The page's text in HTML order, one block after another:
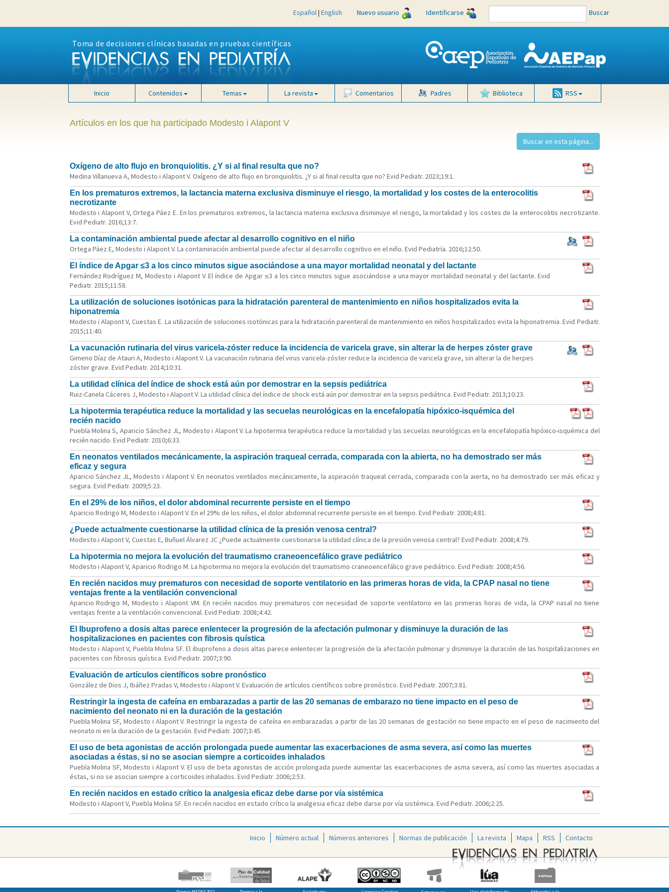
Español| English Nuevo usuario Identificarse Buscar
Toma de decisiones clínicas basadas en pruebas científicas
Inicio Contenidos Temas La revista Comentarios Padres Biblioteca RSS
Artículos en los que ha participado Modesto i Alapont V
Oxígeno de alto flujo en bronquiolitis. ¿Y si al final resulta que no?
Medina Villanueva A, Modesto i Alapont V. Oxígeno de alto flujo en bronquiolitis. ¿Y si al final resulta que no? Evid Pediatr. 2023;19:1.
En los prematuros extremos, la lactancia materna exclusiva disminuye el riesgo, la mortalidad y los costes de la enterocolitis
necrotizante
Modesto i Alapont V, Ortega Páez E. En los prematuros extremos, la lactancia materna exclusiva disminuye el riesgo, la mortalidad y los costes de la enterocolitis necrotizante.
Evid Pediatr. 2016;13:7.
La contaminación ambiental puede afectar al desarrollo cognitivo en el niño
Ortega Páez E, Modesto i Alapont V. La contaminación ambiental puede afectar al desarrollo cognitivo en el niño. Evid Pediatría. 2016;12:50.
El índice de Apgar ≤3 a los cinco minutos sigue asociándose a una mayor mortalidad neonatal y del lactante
Fernández Rodríguez M, Modesto i Alapont V. El índice de Apgar ≤3 a los cinco minutos sigue asociándose a una mayor mortalidad neonatal y del lactante. Evid
Pediatr. 2015;11:58.
La utilización de soluciones isotónicas para la hidratación parenteral de mantenimiento en niños hospitalizados evita la
hiponatremia
Modesto i Alapont V, Cuestas E. La utilización de soluciones isotónicas para la hidratación parenteral de mantenimiento en niños hospitalizados evita la hiponatremia. Evid Pediatr.
2015;11:40.
La vacunación rutinaria del virus varicela-zóster reduce la incidencia de varicela grave, sin alterar la de herpes zóster grave
Gimeno Díaz de Atauri A, Modesto i Alapont V. La vacunación rutinaria del virus varicela-zóster reduce la incidencia de varicela grave, sin alterar la de herpes
zóster grave. Evid Pediatr. 2014;10:31.
La utilidad clínica del índice de shock está aún por demostrar en la sepsis pediátrica
Ruiz-Canela Cáceres J, Modesto i Alapont V. La utilidad clínica del índice de shock está aún por demostrar en la sepsis pediátrica. Evid Pediatr. 2013;10:23.
La hipotermia terapéutica reduce la mortalidad y las secuelas neurológicas en la encefalopatía hipóxico-isquémica del
recién nacido
Puebla Molina S, Aparicio Sánchez JL, Modesto i Alapont V. La hipotermia terapéutica reduce la mortalidad y las secuelas neurológicas en la encefalopatía hipóxico-isquémica del
recién nacido. Evid Pediatr. 2010;6:33.
En neonatos ventilados mecánicamente, la aspiración traqueal cerrada, comparada con la abierta, no ha demostrado ser más
eficaz y segura
Aparicio Sánchez JL, Modesto i Alapont V. En neonatos ventilados mecánicamente, la aspiración traqueal cerrada, comparada con la aierta, no ha demostrado ser más eficaz y
segura. Evid Pediatr. 2009;5:23.
En el 29% de los niños, el dolor abdominal recurrente persiste en el tiempo
Aparicio Rodrigo M, Modesto i Alapont V. En el 29% de los niños, el dolor abdominal recurrente persiste en el tiempo. Evid Pediatr. 2008;4:81.
¿Puede actualmente cuestionarse la utilidad clínica de la presión venosa central?
Modesto.i Alapont V, Cuestas E, Buñuel Álvarez JC ¿Puede actualmente cuestionarse la utilidad clínica de la presión venosa central? Evid Pediatr. 2008;4:79.
La hipotermia no mejora la evolución del traumatismo craneoencefálico grave pediátrico
Modesto i Alapont V, Aparicio Rodrigo M. La hipotermia no mejora la evolución del traumatismo craneoencefálico grave pediátrico. Evid Pediatr. 2008;4:56.
En recién nacidos muy prematuros con necesidad de soporte ventilatorio en las primeras horas de vida, la CPAP nasal no tiene
ventajas frente a la ventilación convencional
Aparicio Rodrigo M, Modesto i Alapont VM. En recién nacidos muy prematuros con necesidad de soporte ventilatorio en las primeras horas de vida, la CPAP nasal no tiene
ventajas frente a la ventilación convencional. Evid Pediatr. 2008;4:42.
El Ibuprofeno a dosis altas parece enlentecer la progresión de la afectación pulmonar y disminuye la duración de las
hospitalizaciones en pacientes con fibrosis quística
Modesto i Alapont V, Puebla Molina SF. El ibuprofeno a dosis altas parece enlentecer la progresión de la afectación pulmonar y disminuye la duración de las hospitalizaciones en
pacientes con fibrosis quística. Evid Pediatr. 2007;3:90.
Evaluación de artículos científicos sobre pronóstico
González de Dios J, Ibáñez Pradas V, Modesto i Alapont V. Evaluación de artículos científicos sobre pronóstico. Evid Pediatr. 2007;3:81.
Restringir la ingesta de cafeína en embarazadas a partir de las 20 semanas de embarazo no tiene impacto en el peso de
nacimiento del neonato ni en la duración de la gestación
Puebla Molina SF, Modesto i Alapont V. Restringir la ingesta de cafeína en embarazadas a partir de las 20 semanas de gestación no tiene impacto en el peso de nacimiento del
neonato ni en la duración de la gestación. Evid Pediatr. 2007;3:45.
El uso de beta agonistas de acción prolongada puede aumentar las exacerbaciones de asma severa, así como las muertes
asociadas a éstas, si no se asocian siempre a corticoides inhalados
Puebla Molina SF, Modesto i Alapont V. El uso de beta agonistas de acción prolongada puede aumentar las exacerbaciones de asma severa, así como las muertes asociadas a
éstas, si no se asocian siempre a corticoides inhalados. Evid Pediatr. 2006;2:53.
En recién nacidos en estado crítico la analgesia eficaz debe darse por vía sistémica
Modesto i Alapont V, Puebla Molina SF. En recién nacidos en estado crítico la analgesia eficaz debe darse por vía sistémica. Evid Pediatr. 2006;2:25.
Inicio Número actual Números anteriores Normas de publicación La revista Mapa RSS Contacto